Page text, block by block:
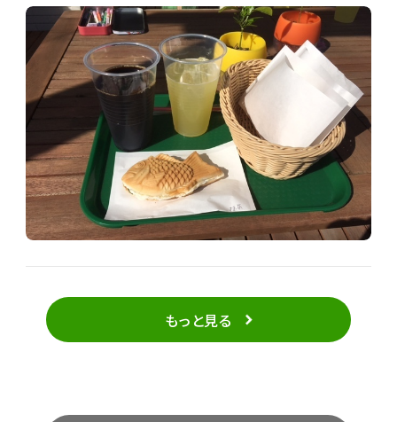
て近くの公園で食べるのもいいですね。
もっと見る